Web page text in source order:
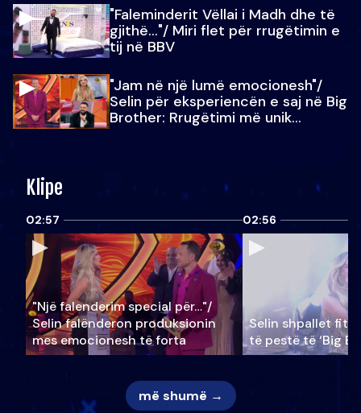
"Faleminderit Vëllai i Madh dhe të
gjithë…"/ Miri flet për rrugëtimin e
tij në BBV
"Jam në një lumë emocionesh"/
Selin për eksperiencën e saj në Big
Brother: Rrugëtimi më unik…
Klipe
02:57
"Një falenderim special për…"/
Selin falënderon produksionin
mes emocionesh të forta
02:56
Selin shpallet
të pestë të ‘Big
më shumë →